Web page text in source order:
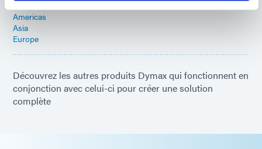
Americas
Asia
Europe
Découvrez les autres produits Dymax qui fonctionnent en
conjonction avec celui-ci pour créer une solution
complète